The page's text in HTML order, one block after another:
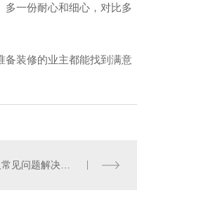
多一份耐心和细心，对比多
备装修的业主都能找到满意
成都岩棉板施工注意事项及常见问题解决方案分享